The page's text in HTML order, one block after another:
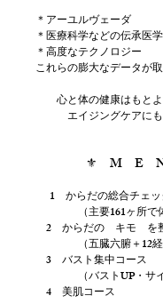
＊アーユルヴェーダ
＊医療科学などの伝承医学
＊高度なテクノロジー
これらの膨大なデータが
心と体の健康はもとよ
エイジングケアにも
⚜️ M E
1 からだの総合チェ
（主要161ヶ所で体
2 からだの キモ を整
（五臓六腑＋12経絡
3 バスト集中コース
（バストUP・サイ
4 美肌コース